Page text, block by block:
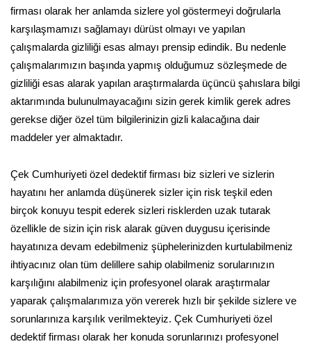
firması olarak her anlamda sizlere yol göstermeyi doğrularla
karşılaşmamızı sağlamayı dürüst olmayı ve yapılan
çalışmalarda gizliliği esas almayı prensip edindik. Bu nedenle
çalışmalarımızın başında yapmış olduğumuz sözleşmede de
gizliliği esas alarak yapılan araştırmalarda üçüncü şahıslara bilgi
aktarımında bulunulmayacağını sizin gerek kimlik gerek adres
gerekse diğer özel tüm bilgilerinizin gizli kalacağına dair
maddeler yer almaktadır.
Çek Cumhuriyeti özel dedektif firması biz sizleri ve sizlerin
hayatını her anlamda düşünerek sizler için risk teşkil eden
birçok konuyu tespit ederek sizleri risklerden uzak tutarak
özellikle de sizin için risk alarak güven duygusu içerisinde
hayatınıza devam edebilmeniz şüphelerinizden kurtulabilmeniz
ihtiyacınız olan tüm delillere sahip olabilmeniz sorularınızın
karşılığını alabilmeniz için profesyonel olarak araştırmalar
yaparak çalışmalarımıza yön vererek hızlı bir şekilde sizlere ve
sorunlarınıza karşılık verilmekteyiz. Çek Cumhuriyeti özel
dedektif firması olarak her konuda sorunlarınızı profesyonel